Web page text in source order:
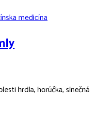
hrdla, horúčka, slnečná